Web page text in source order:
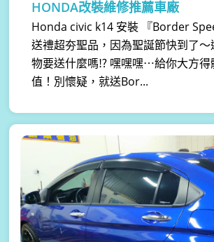
HONDA改裝維修推薦車廠
Honda civic k14 安裝 『Border
送禮超夯聖品，因為聖誕節快到了
物要送什麼嗎⁉ 嘿嘿嘿⋯給你大方得
值！別懷疑，就送Bor...